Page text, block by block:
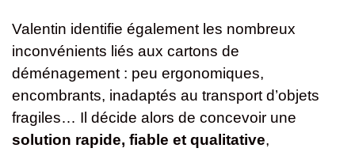
Valentin identifie également les nombreux
inconvénients liés aux cartons de
déménagement : peu ergonomiques,
encombrants, inadaptés au transport d’objets
fragiles… Il décide alors de concevoir une
solution rapide, fiable et qualitative,